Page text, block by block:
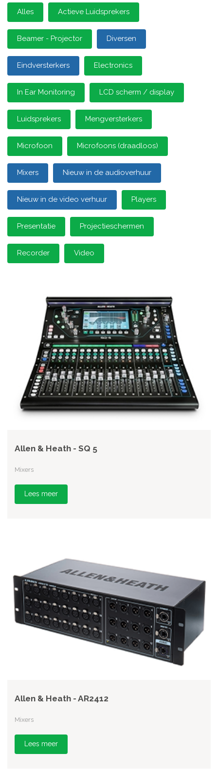
Alles Actieve Luidsprekers
Beamer - Projector Diversen
Eindversterkers Electronics
In Ear Monitoring LCD scherm / display
Luidsprekers Mengversterkers
Microfoon Microfoons (draadloos)
Mixers Nieuw in de audioverhuur
Nieuw in de video verhuur Players
Presentatie Projectieschermen
Recorder Video
Allen & Heath - SQ 5
Mixers
Lees meer
Allen & Heath - AR2412
Mixers
Lees meer